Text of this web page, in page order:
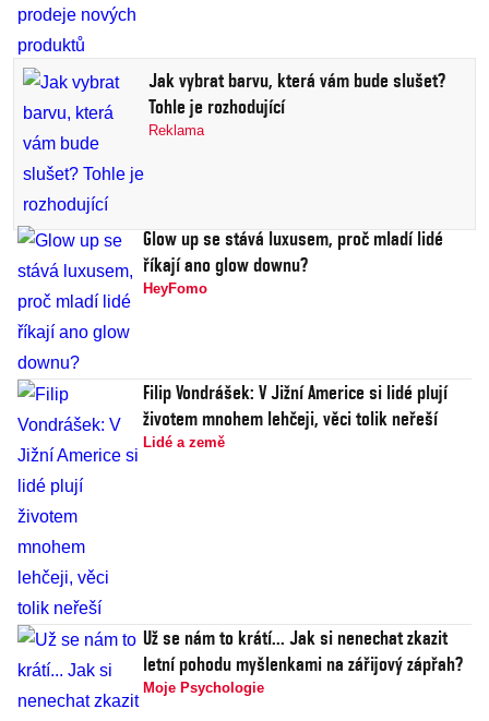
Jak vybrat barvu, která vám bude slušet?
Tohle je rozhodující
Reklama
Glow up se stává luxusem, proč mladí lidé
říkají ano glow downu?
HeyFomo
Filip Vondrášek: V Jižní Americe si lidé plují
životem mnohem lehčeji, věci tolik neřeší
Lidé a země
Už se nám to krátí... Jak si nenechat zkazit
letní pohodu myšlenkami na zářijový zápřah?
Moje Psychologie